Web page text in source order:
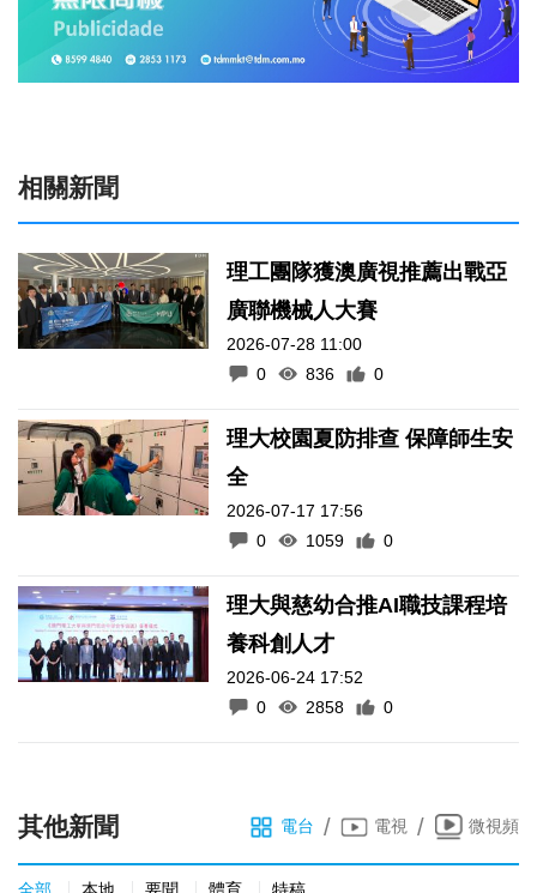
相關新聞
理工團隊獲澳廣視推薦出戰亞
廣聯機械人大賽
2026-07-28 11:00
0
836 0
理大校園夏防排查 保障師生安
全
2026-07-17 17:56
0
1059 0
理大與慈幼合推AI職技課程培
養科創人才
2026-06-24 17:52
0
2858 0
其他新聞 電台 / 電視 / 微視頻
全部 本地 要聞 體育 特稿